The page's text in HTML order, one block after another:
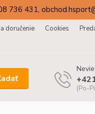
736 431,
doručenie Cookies
(Po-